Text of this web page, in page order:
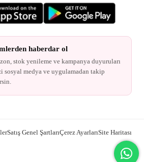
haberdar ol
stok yenileme ve kampanya duyuruları
sosyal medya ve uygulamadan takip
Satış Genel ŞartlarıÇerez AyarlarıSite Haritası